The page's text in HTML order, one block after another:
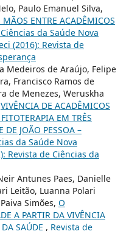
Paulo Emanuel Silva,
ENTRE ACADÊMICOS
da Saúde Nova
(2016): Revista de
Medeiros de Araújo, Felipe
Francisco Ramos de
de Menezes, Weruskha
VIVÊNCIA DE ACADÊMICOS
EM TRÊS
JOÃO PESSOA –
da Saúde Nova
Revista de Ciências da
Antunes Paes, Danielle
Leitão, Luanna Polari
Simões, O
A PARTIR DA VIVÊNCIA
SAÚDE , Revista de